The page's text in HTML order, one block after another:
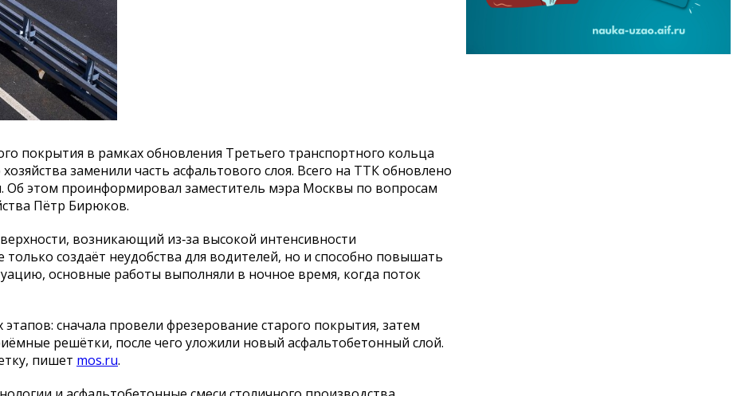
покрытия в рамках обновления Третьего транспортного кольца
заменили часть асфальтового слоя. Всего на ТТК обновлено
Об этом проинформировал заместитель мэра Москвы по вопросам
Пётр Бирюков.
возникающий из‑за высокой интенсивности
создаёт неудобства для водителей, но и способно повышать
основные работы выполняли в ночное время, когда поток
сначала провели фрезерование старого покрытия, затем
решётки, после чего уложили новый асфальтобетонный слой.
пишет mos.ru.